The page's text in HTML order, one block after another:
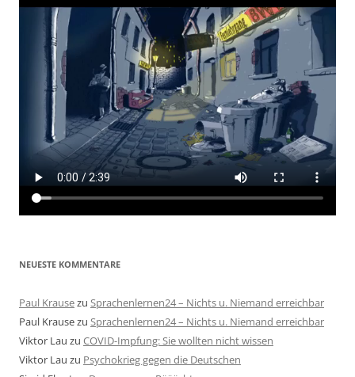
NEUESTE KOMMENTARE
Paul Krausezu Sprachenlernen24 – Nichts u. Niemand erreichbar
Paul Krausezu Sprachenlernen24 – Nichts u. Niemand erreichbar
Viktor Lau zu COVID-Impfung: Sie wollten nicht wissen
Viktor Lau zu Psychokrieg gegen die Deutschen